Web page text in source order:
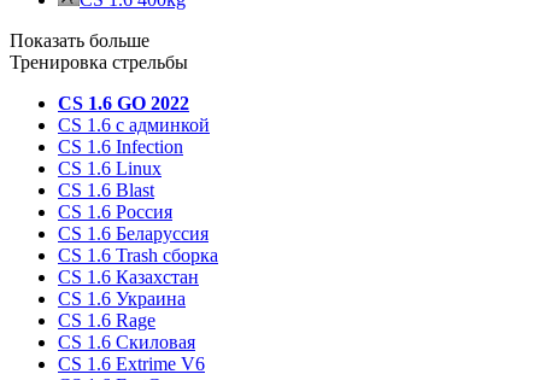
Показать больше
Тренировка стрельбы
CS 1.6 GO 2022
CS 1.6 с админкой
CS 1.6 Infection
CS 1.6 Linux
CS 1.6 Blast
CS 1.6 Россия
CS 1.6 Беларуссия
CS 1.6 Trash сборка
CS 1.6 Казахстан
CS 1.6 Украина
CS 1.6 Rage
CS 1.6 Скиловая
CS 1.6 Extrime V6